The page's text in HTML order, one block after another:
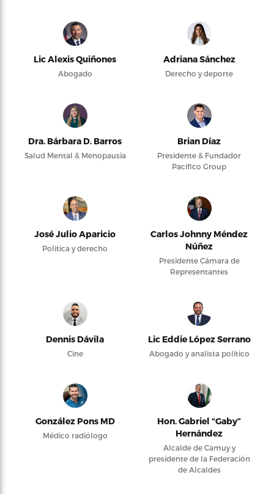
Lic Alexis Quiñones
Abogado
Adriana Sánchez
Derecho y deporte
Dra. Bárbara D. Barros
Salud Mental & Menopausia
Brian Díaz
Presidente & Fundador
Pacifico Group
José Julio Aparicio
Política y derecho
Carlos Johnny Méndez
Núñez
Presidente Cámara de
Representantes
Dennis Dávila
Cine
Lic Eddie López Serrano
Abogado y analista político
González Pons MD
Médico radiólogo
Hon. Gabriel “Gaby”
Hernández
Alcalde de Camuy y
presidente de la Federación
de Alcaldes